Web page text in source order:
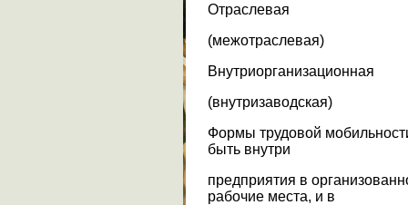
Отраслевая
(межотраслевая)
Внутриорганизационная
(внутризаводская)
Формы трудовой
быть внутри
предприятия в
рабочие места, и в